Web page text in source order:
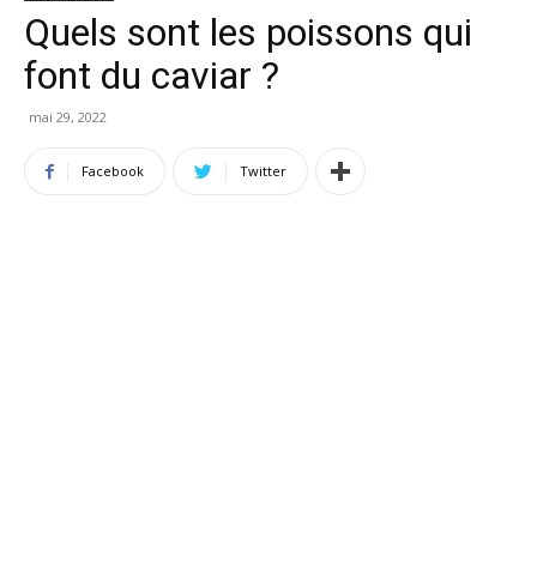
Quels sont les poissons qui
font du caviar ?
mai 29, 2022
Facebook Twitter